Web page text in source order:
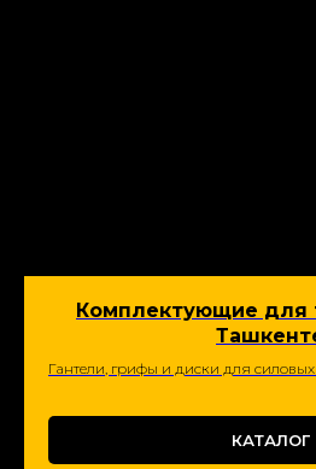
Комплектующие для
Гантели, грифы и диски для
КАТАЛОГ